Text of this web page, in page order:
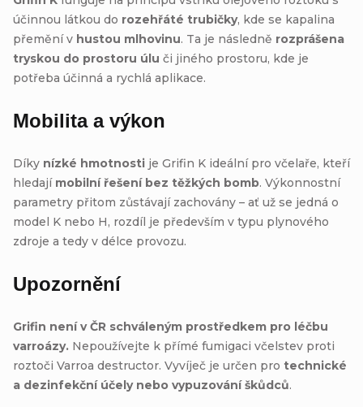
účinnou látkou do rozehřáté trubičky, kde se kapalina
přemění v hustou mlhovinu. Ta je následně rozprášena
tryskou do prostoru úlu či jiného prostoru, kde je
potřeba účinná a rychlá aplikace.
Mobilita a výkon
Díky nízké hmotnosti je Grifin K ideální pro včelaře, kteří
hledají mobilní řešení bez těžkých bomb. Výkonnostní
parametry přitom zůstávají zachovány – ať už se jedná o
model K nebo H, rozdíl je především v typu plynového
zdroje a tedy v délce provozu.
Upozornění
Grifin není v ČR schváleným prostředkem pro léčbu
varroázy. Nepoužívejte k přímé fumigaci včelstev proti
roztoči Varroa destructor. Vyvíječ je určen pro technické
a dezinfekční účely nebo vypuzování škůdců.